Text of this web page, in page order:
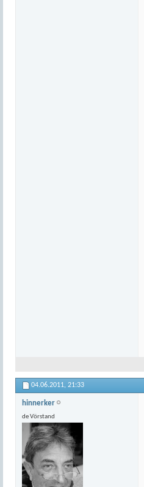
04.06.2011, 21:33
hinnerker
de Vörstand